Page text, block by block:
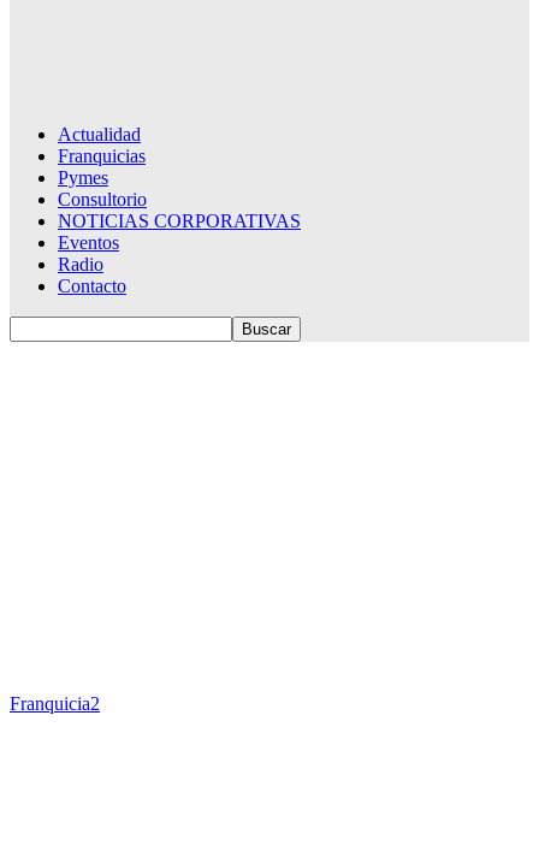
Actualidad
Franquicias
Pymes
Consultorio
NOTICIAS CORPORATIVAS
Eventos
Radio
Contacto
Franquicia2